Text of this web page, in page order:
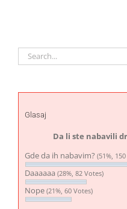
Search
for:
Glasaj
Da li ste nabavili
Gde da ih nabavim? (51%,
Daaaaaa (28%, 82 Votes)
Nope (21%, 60 Votes)